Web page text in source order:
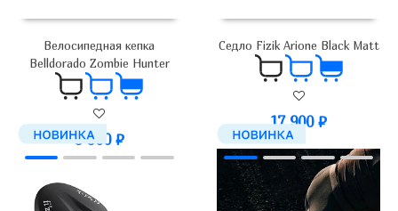
Велосипедная кепка
Belldorado Zombie Hunter
3 300 ₽
Седло Fizik Arione Black Matt
17 900₽